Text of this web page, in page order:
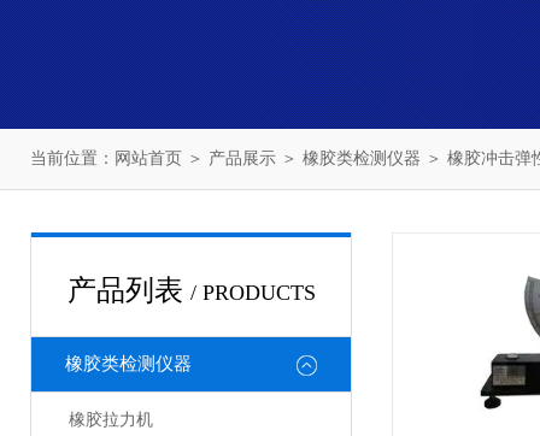
当前位置： 网站首页 ＞ 产品展示 ＞ 橡胶类检测仪器 ＞ 橡胶冲击弹
产品列表 / PRODUCTS
橡胶类检测仪器
橡胶拉力机